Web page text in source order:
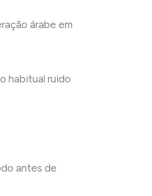
árabe em
habitual ruido
antes de